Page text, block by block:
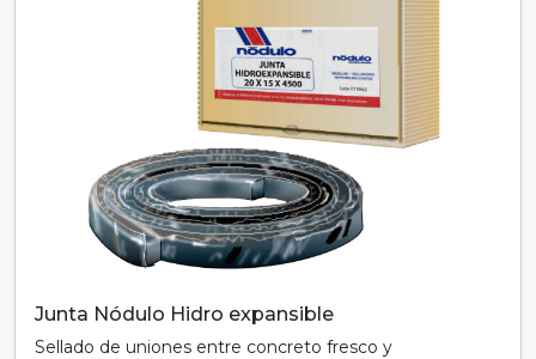
Junta Nódulo Hidro expansible
Sellado de uniones entre concreto fresco y